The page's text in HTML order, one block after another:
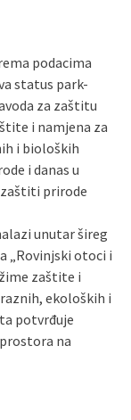
podacima
status park-
za zaštitu
i namjena za
i bioloških
i danas u
prirode
unutar šireg
„Rovinjski otoci i
zaštite i
ekoloških i
potvrđuje
na